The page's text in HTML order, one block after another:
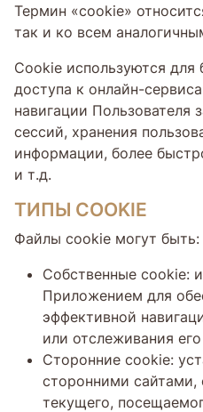
Термин «cookie»
так и ко всем
Cookie используются для
доступа к онлайн-
навигации Пользователя
сессий, хранения
информации, более
и т.д.
ТИПЫ COOKIE
Файлы cookie могут быть:
Собственные cookie:
Приложением для
эффективной
или отслеживания
Сторонние cookie:
сторонними сайтами,
текущего,